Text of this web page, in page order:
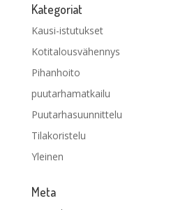
Kategoriat
Kausi-istutukset
Kotitalousvähennys
Pihanhoito
puutarhamatkailu
Puutarhasuunnittelu
Tilakoristelu
Yleinen
Meta